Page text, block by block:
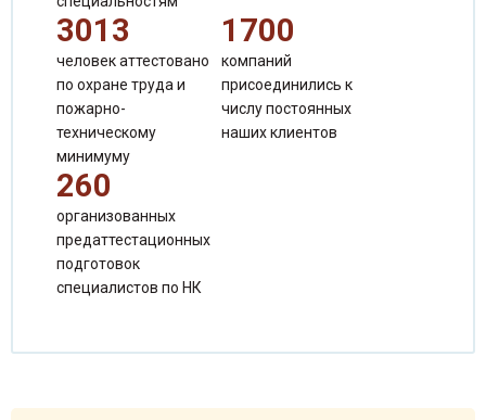
3013
человек аттестовано
по охране труда и
пожарно-
техническому
минимуму
1700
компаний
присоединились к
числу постоянных
наших клиентов
260
организованных
предаттестационных
подготовок
специалистов по НК
Чеченева Татьяна Борисовна